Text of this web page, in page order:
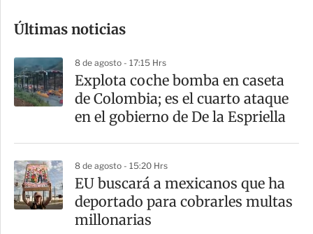
m
a
r
t
Últimas noticias
8 de agosto - 17:15 Hrs
Explota coche bomba en caseta
de Colombia; es el cuarto ataque
en el gobierno de De la Espriella
8 de agosto - 15:20 Hrs
EU buscará a mexicanos que ha
deportado para cobrarles multas
millonarias